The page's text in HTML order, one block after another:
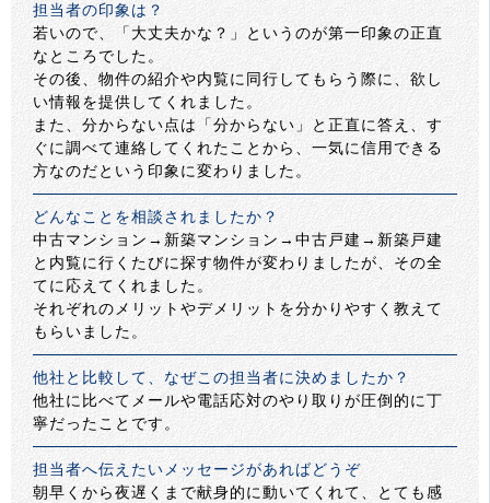
担当者の印象は？
若いので、「大丈夫かな？」というのが第一印象の正直
なところでした。
その後、物件の紹介や内覧に同行してもらう際に、欲し
い情報を提供してくれました。
また、分からない点は「分からない」と正直に答え、す
ぐに調べて連絡してくれたことから、一気に信用できる
方なのだという印象に変わりました。
どんなことを相談されましたか？
中古マンション→新築マンション→中古戸建→新築戸建
と内覧に行くたびに探す物件が変わりましたが、その全
てに応えてくれました。
それぞれのメリットやデメリットを分かりやすく教えて
もらいました。
他社と比較して、なぜこの担当者に決めましたか？
他社に比べてメールや電話応対のやり取りが圧倒的に丁
寧だったことです。
担当者へ伝えたいメッセージがあればどうぞ
朝早くから夜遅くまで献身的に動いてくれて、とても感